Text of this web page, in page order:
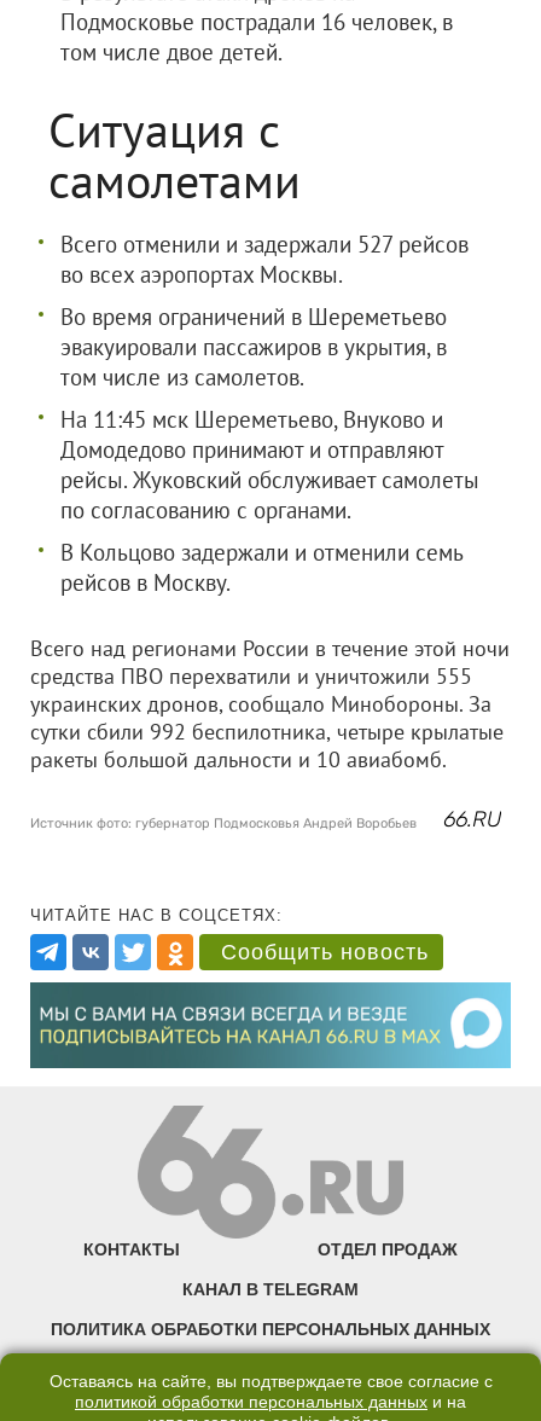
Подмосковье пострадали 16 человек, в
том числе двое детей.
Ситуация с
самолетами
Всего отменили и задержали 527 рейсов
во всех аэропортах Москвы.
Во время ограничений в Шереметьево
эвакуировали пассажиров в укрытия, в
том числе из самолетов.
На 11:45 мск Шереметьево, Внуково и
Домодедово принимают и отправляют
рейсы. Жуковский обслуживает самолеты
по согласованию с органами.
В Кольцово задержали и отменили семь
рейсов в Москву.
Всего над регионами России в течение этой ночи
средства ПВО перехватили и уничтожили 555
украинских дронов, сообщало Минобороны. За
сутки сбили 992 беспилотника, четыре крылатые
ракеты большой дальности и 10 авиабомб.
Источник фото: губернатор Подмосковья Андрей Воробьев 66.RU
ЧИТАЙТЕ НАС В СОЦСЕТЯХ:
Сообщить новость
КОНТАКТЫ ОТДЕЛ ПРОДАЖ
КАНАЛ В TELEGRAM
ПОЛИТИКА ОБРАБОТКИ ПЕРСОНАЛЬНЫХ ДАННЫХ
Оставаясь на сайте, вы подтверждаете свое согласие с
политикой обработки персональных данных и на